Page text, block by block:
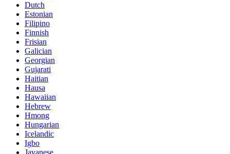
Dutch
Estonian
Filipino
Finnish
Frisian
Galician
Georgian
Gujarati
Haitian
Hausa
Hawaiian
Hebrew
Hmong
Hungarian
Icelandic
Igbo